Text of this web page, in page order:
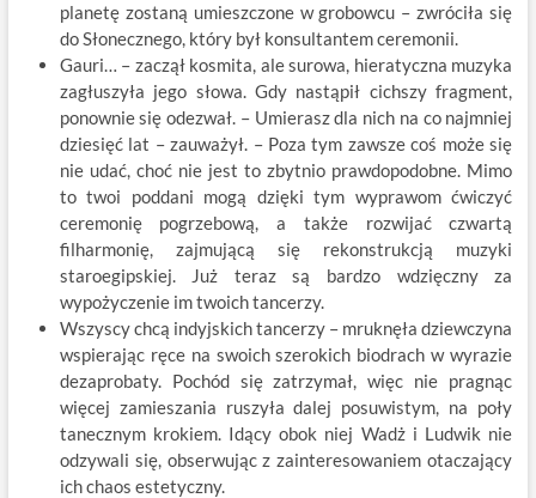
planetę zostaną umieszczone w grobowcu – zwróciła się
do Słonecznego, który był konsultantem ceremonii.
Gauri… – zaczął kosmita, ale surowa, hieratyczna muzyka
zagłuszyła jego słowa. Gdy nastąpił cichszy fragment,
ponownie się odezwał. – Umierasz dla nich na co najmniej
dziesięć lat – zauważył. – Poza tym zawsze coś może się
nie udać, choć nie jest to zbytnio prawdopodobne. Mimo
to twoi poddani mogą dzięki tym wyprawom ćwiczyć
ceremonię pogrzebową, a także rozwijać czwartą
filharmonię, zajmującą się rekonstrukcją muzyki
staroegipskiej. Już teraz są bardzo wdzięczny za
wypożyczenie im twoich tancerzy.
Wszyscy chcą indyjskich tancerzy – mruknęła dziewczyna
wspierając ręce na swoich szerokich biodrach w wyrazie
dezaprobaty. Pochód się zatrzymał, więc nie pragnąc
więcej zamieszania ruszyła dalej posuwistym, na poły
tanecznym krokiem. Idący obok niej Wadż i Ludwik nie
odzywali się, obserwując z zainteresowaniem otaczający
ich chaos estetyczny.